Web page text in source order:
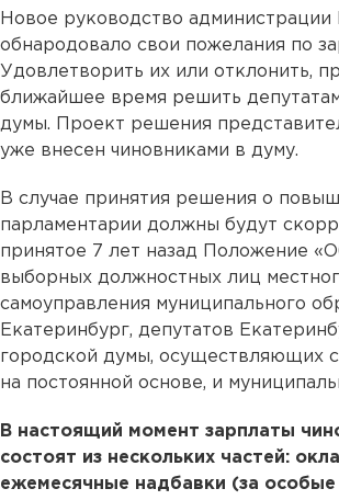
Новое руководство администрации
обнародовало свои пожелания по
Удовлетворить их или отклонить,
ближайшее время решить
думы. Проект решения
уже внесен чиновниками в думу.
В случае принятия решения о
парламентарии должны будут
принятое 7 лет назад Положение
выборных должностных лиц
самоуправления муниципального
Екатеринбург, депутатов
городской думы, осуществляющих
на постоянной основе, и
В настоящий момент зарплаты
состоят из нескольких частей:
ежемесячные надбавки (за особые